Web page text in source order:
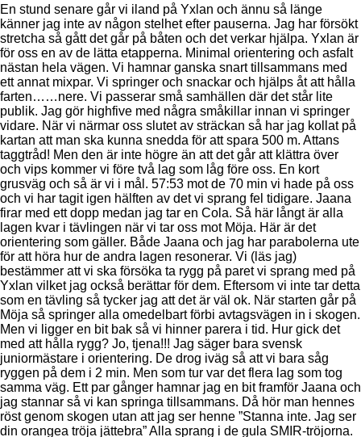
En stund senare går vi iland på Yxlan och ännu så länge
känner jag inte av någon stelhet efter pauserna. Jag har försökt
stretcha så gått det går på båten och det verkar hjälpa. Yxlan är
för oss en av de lätta etapperna. Minimal orientering och asfalt
nästan hela vägen. Vi hamnar ganska snart tillsammans med
ett annat mixpar. Vi springer och snackar och hjälps åt att hålla
farten……nere. Vi passerar små samhällen där det står lite
publik. Jag gör highfive med några småkillar innan vi springer
vidare. När vi närmar oss slutet av sträckan så har jag kollat på
kartan att man ska kunna snedda för att spara 500 m. Attans
taggtråd! Men den är inte högre än att det går att klättra över
och vips kommer vi före två lag som låg före oss. En kort
grusväg och så är vi i mål. 57:53 mot de 70 min vi hade på oss
och vi har tagit igen hälften av det vi sprang fel tidigare. Jaana
firar med ett dopp medan jag tar en Cola. Så här långt är alla
lagen kvar i tävlingen när vi tar oss mot Möja. Här är det
orientering som gäller. Både Jaana och jag har parabolerna ute
för att höra hur de andra lagen resonerar. Vi (läs jag)
bestämmer att vi ska försöka ta rygg på paret vi sprang med på
Yxlan vilket jag också berättar för dem. Eftersom vi inte tar detta
som en tävling så tycker jag att det är väl ok. När starten går på
Möja så springer alla omedelbart förbi avtagsvägen in i skogen.
Men vi ligger en bit bak så vi hinner parera i tid. Hur gick det
med att hålla rygg? Jo, tjena!!! Jag säger bara svensk
juniormästare i orientering. De drog iväg så att vi bara såg
ryggen på dem i 2 min. Men som tur var det flera lag som tog
samma väg. Ett par gånger hamnar jag en bit framför Jaana och
jag stannar så vi kan springa tillsammans. Då hör man hennes
röst genom skogen utan att jag ser henne ”Stanna inte. Jag ser
din orangea tröja jättebra” Alla sprang i de gula SMIR-tröjorna.